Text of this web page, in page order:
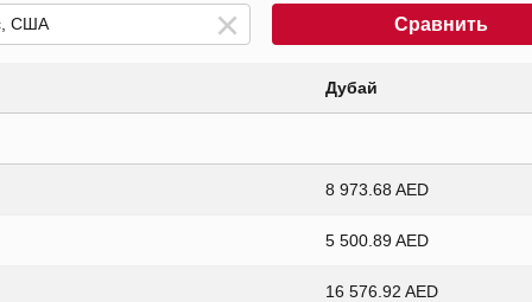
Сравнить
Дубай
8 973.68 AED
5 500.89 AED
16 576.92 AED